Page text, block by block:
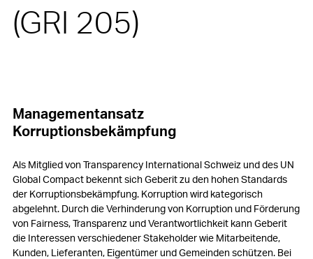
(GRI 205)
Managementansatz
Korruptionsbekämpfung
Als Mitglied von Transparency International Schweiz und des UN
Global Compact bekennt sich Geberit zu den hohen Standards
der Korruptionsbekämpfung. Korruption wird kategorisch
abgelehnt. Durch die Verhinderung von Korruption und Förderung
von Fairness, Transparenz und Verantwortlichkeit kann Geberit
die Interessen verschiedener Stakeholder wie Mitarbeitende,
Kunden, Lieferanten, Eigentümer und Gemeinden schützen. Bei